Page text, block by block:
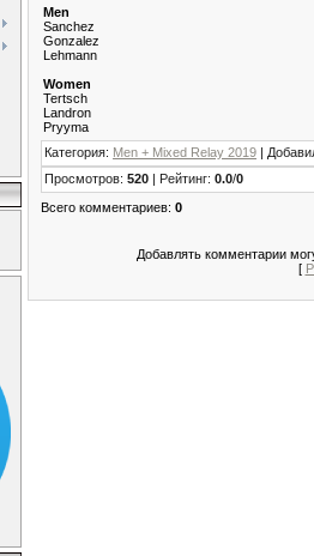
Men
Sanchez
Gonzalez
Lehmann
Women
Tertsch
Landron
Pryyma
Категория: Men + Mixed Relay 2019 |
Просмотров: 520 | Рейтинг: 0.0/0
Всего комментариев: 0
Добавлять комментарии
[